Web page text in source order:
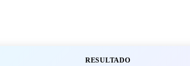
RESULTADO